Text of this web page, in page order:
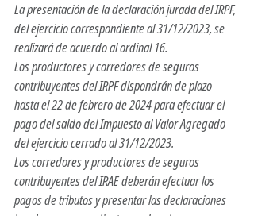
La presentación de la declaración jurada del IRPF,
del ejercicio correspondiente al 31/12/2023, se
realizará de acuerdo al ordinal 16.
Los productores y corredores de seguros
contribuyentes del IRPF dispondrán de plazo
hasta el 22 de febrero de 2024 para efectuar el
pago del saldo del Impuesto al Valor Agregado
del ejercicio cerrado al 31/12/2023.
Los corredores y productores de seguros
contribuyentes del IRAE deberán efectuar los
pagos de tributos y presentar las declaraciones